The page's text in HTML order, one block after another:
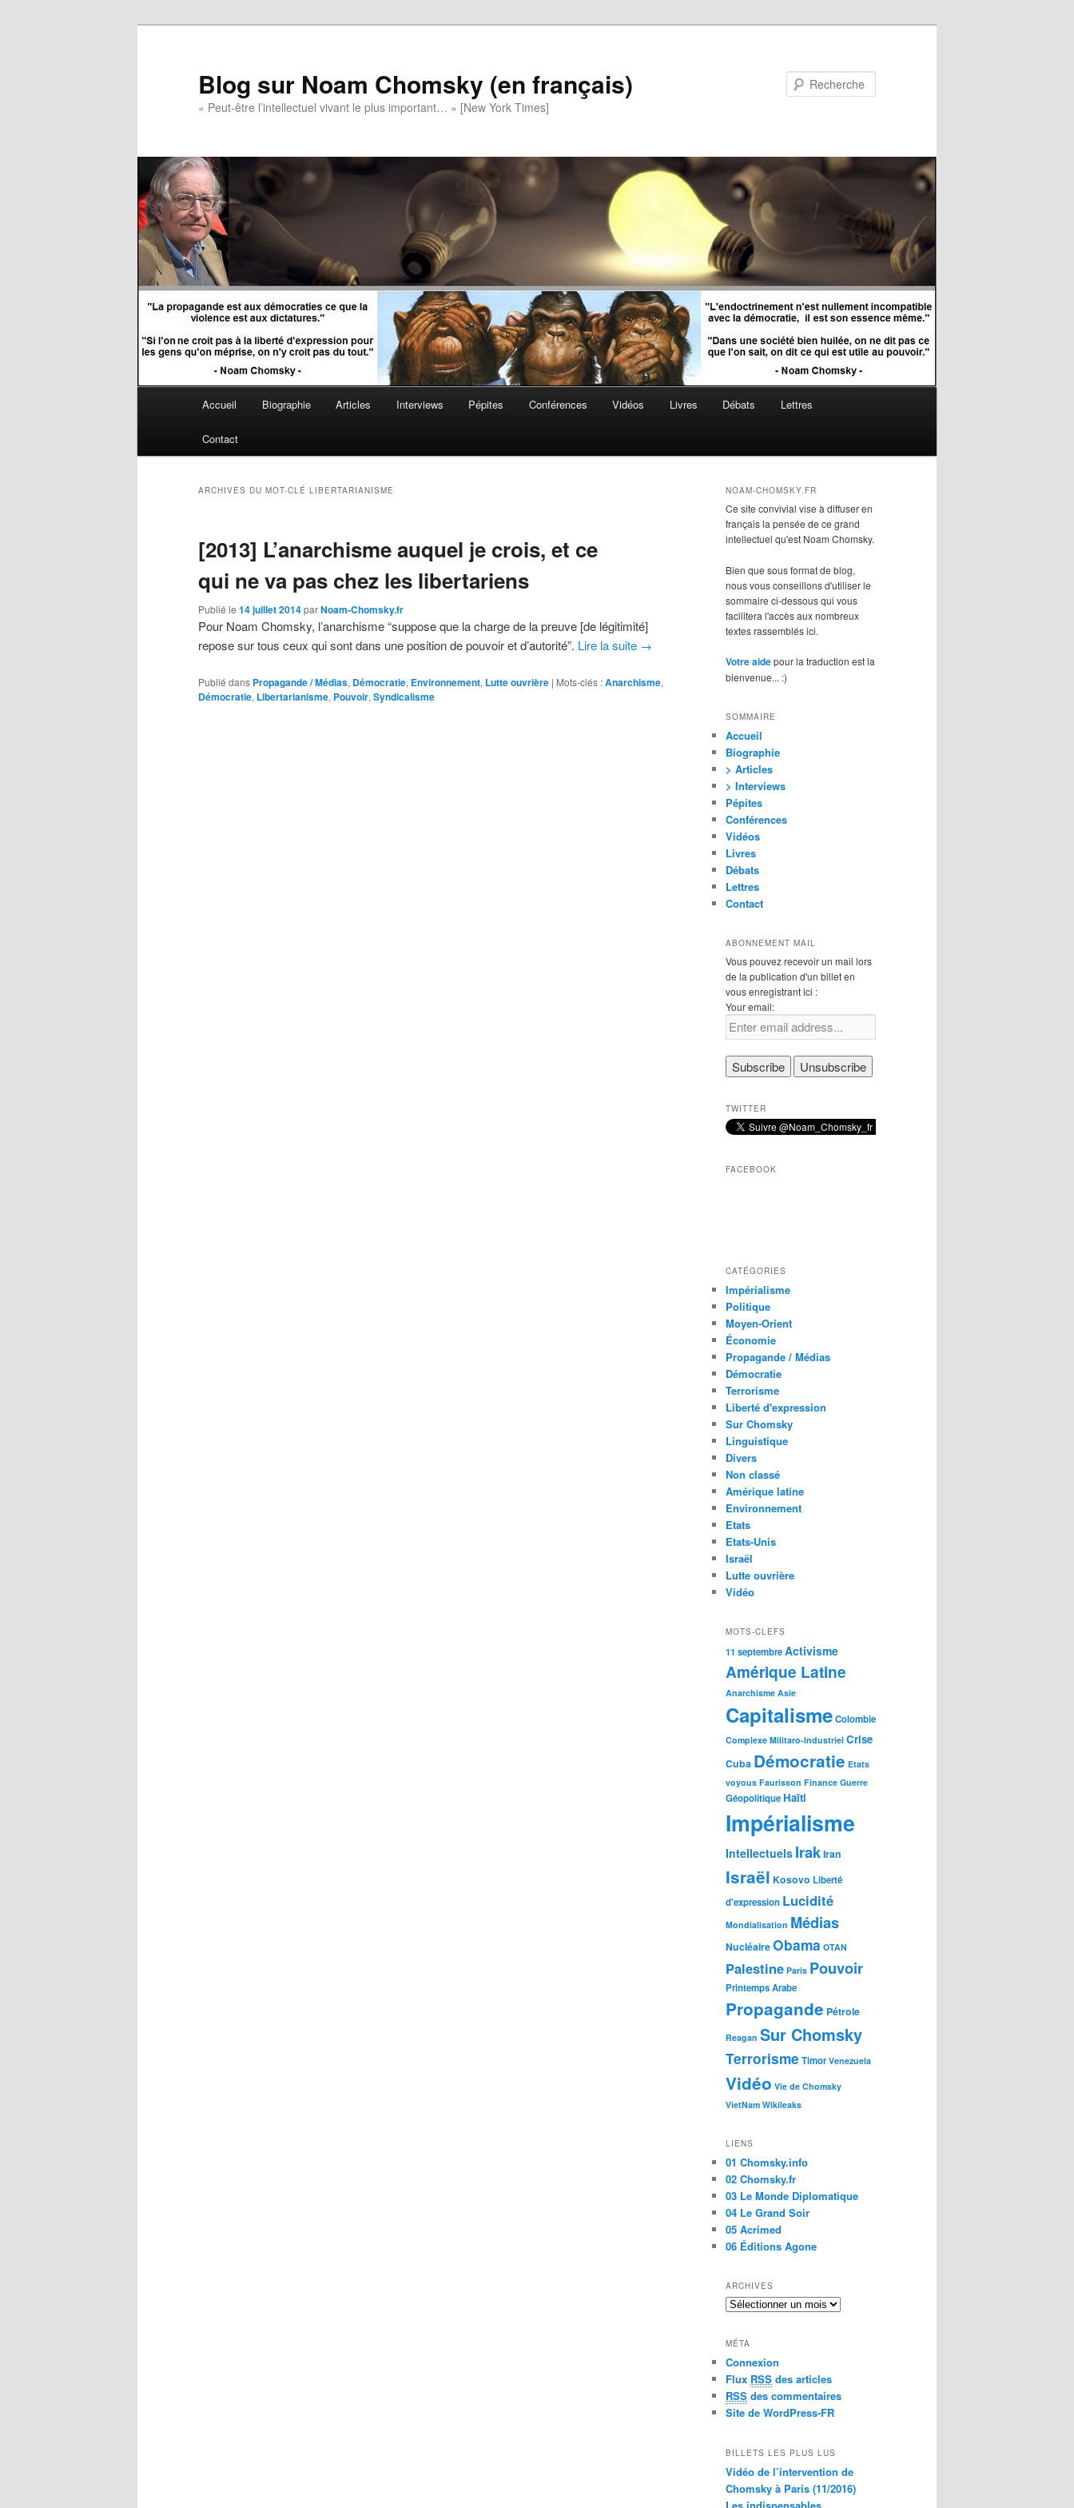
Blog sur Noam Chomsky (en français)
« Peut-être l’intellectuel vivant le plus important… » [New York Times]
Aller
au
contenu
Aller
au
contenu
Accueil Biographie Articles Interviews Pépites Conférences Vidéos Livres Débats Lettres
Contact
ARCHIVES DU MOT-CLÉ LIBERTARIANISME
[2013] L’anarchisme auquel je crois, et ce
qui ne va pas chez les libertariens
Publié le 14 juillet 2014parNoam-Chomsky.fr
Pour Noam Chomsky, l’anarchisme “suppose que la charge de la preuve [de légitimité]
repose sur tous ceux qui sont dans une position de pouvoir et d’autorité”. Lire la suite →
Publié dans Propagande / Médias, Démocratie, Environnement, Lutte ouvrière | Mots-clés :Anarchisme,
Démocratie, Libertarianisme, Pouvoir, Syndicalisme
NOAM-CHOMSKY.FR
Ce site convivial vise à diffuser en
français la pensée de ce grand
intellectuel qu'est Noam Chomsky.
Bien que sous format de blog,
nous vous conseillons d'utiliser le
sommaire ci-dessous qui vous
facilitera l'accès aux nombreux
textes rassemblés ici.
Votre aidepour la traduction est la
bienvenue... :)
SOMMAIRE
Accueil
Biographie
> Articles
> Interviews
Pépites
Conférences
Vidéos
Livres
Débats
Lettres
Contact
ABONNEMENT MAIL
Vous pouvez recevoir un mail lors
de la publication d'un billet en
vous enregistrant ici :
Your email:
TWITTER
FACEBOOK
CATÉGORIES
Impérialisme
Politique
Moyen-Orient
Économie
Propagande / Médias
Démocratie
Terrorisme
Liberté d'expression
Sur Chomsky
Linguistique
Divers
Non classé
Amérique latine
Environnement
Etats
Etats-Unis
Israël
Lutte ouvrière
Vidéo
MOTS-CLEFS
11 septembreActivisme
Amérique Latine
Anarchisme Asie
CapitalismeColombie
Complexe Militaro-Industriel Crise
Cuba Démocratie Etats
voyous Faurisson Finance Guerre
GéopolitiqueHaïti
Impérialisme
Intellectuels IrakIran
Israël Kosovo Liberté
d'expression Lucidité
Mondialisation Médias
NucléaireObama OTAN
Palestine Paris Pouvoir
Printemps Arabe
Propagande Pétrole
Reagan Sur Chomsky
Terrorisme Timor Venezuela
Vidéo Vie de Chomsky
VietNam Wikileaks
LIENS
01 Chomsky.info
02 Chomsky.fr
03 Le Monde Diplomatique
04 Le Grand Soir
05 Acrimed
06 Éditions Agone
ARCHIVES
A
h
i
v
e
s
MÉTA
Connexion
Flux RSS des articles
RSS des commentaires
Site de WordPress-FR
BILLETS LES PLUS LUS
Vidéo de l’intervention de
Chomsky à Paris (11/2016)